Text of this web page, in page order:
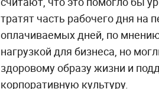
тратят часть рабочего дня
оплачиваемых дней, по
нагрузкой для бизнеса, но
здоровому образу жизни и
корпоративную культуру.